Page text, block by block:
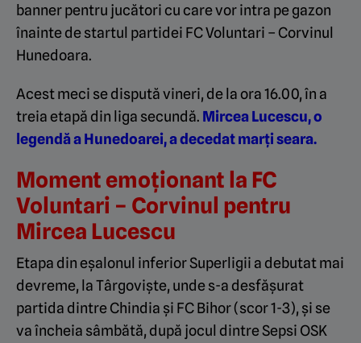
banner pentru jucători cu care vor intra pe gazon
înainte de startul partidei FC Voluntari – Corvinul
Hunedoara.
Acest meci se dispută vineri, de la ora 16.00, în a
treia etapă din liga secundă. Mircea Lucescu, o
legendă a Hunedoarei, a decedat marți seara.
Moment emoționant la FC
Voluntari – Corvinul pentru
Mircea Lucescu
Etapa din eșalonul inferior Superligii a debutat mai
devreme, la Târgoviște, unde s-a desfășurat
partida dintre Chindia și FC Bihor (scor 1-3), și se
va încheia sâmbătă, după jocul dintre Sepsi OSK